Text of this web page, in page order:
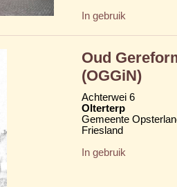
In gebruik
Oud
(OGGiN)
Achterwei 6
Olterterp
Gemeente
Friesland
In gebruik